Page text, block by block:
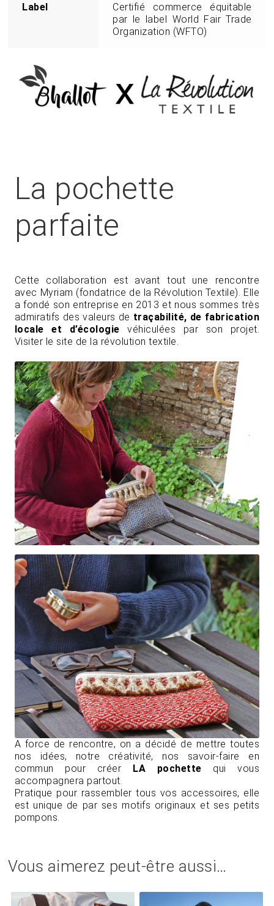
Label
Certifié commerce équitable
par le label World Fair Trade
Organization (WFTO)
La pochette
parfaite
Cette collaboration est avant tout une rencontre
avec Myriam (fondatrice de la Révolution Textile). Elle
a fondé son entreprise en 2013 et nous sommes très
admiratifs des valeurs de traçabilité, de fabrication
locale et d’écologie véhiculées par son projet.
Visiter le site de la révolution textile.
A force de rencontre, on a décidé de mettre toutes
nos idées, notre créativité, nos savoir-faire en
commun pour créer
LA pochette qui vous
accompagnera partout.
Pratique pour rassembler tous vos accessoires, elle
est unique de par ses motifs originaux et ses petits
pompons.
Vous aimerez peut-être aussi…